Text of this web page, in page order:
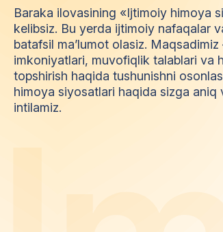
Baraka ilovasining «Ijtimoiy himoya
kelibsiz. Bu yerda ijtimoiy nafaqalar
batafsil ma’lumot olasiz.
imkoniyatlari, muvofiqlik talablari va
topshirish haqida tushunishni
himoya siyosatlari haqida sizga aniq
intilamiz.